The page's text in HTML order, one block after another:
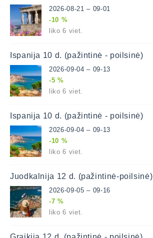
2026-08-21 – 09-01
-10 %
liko 6 viet.
Ispanija 10 d. (pažintinė - poilsinė)
2026-09-04 – 09-13
-5 %
liko 6 viet.
Ispanija 10 d. (pažintinė - poilsinė)
2026-09-04 – 09-13
-10 %
liko 6 viet.
Juodkalnija 12 d. (pažintinė-poilsinė)
2026-09-05 – 09-16
-7 %
liko 6 viet.